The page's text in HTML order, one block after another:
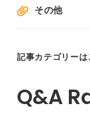
その他
記事カテゴリーは